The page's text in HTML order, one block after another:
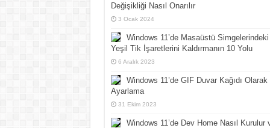
Değişikliği Nasıl Onarılır
3 Ocak 2024
Windows 11’de Masaüstü Simgelerindeki
Yeşil Tik İşaretlerini Kaldırmanın 10 Yolu
6 Aralık 2023
Windows 11’de GIF Duvar Kağıdı Olarak
Ayarlama
31 Ekim 2023
Windows 11’de Dev Home Nasıl Kurulur